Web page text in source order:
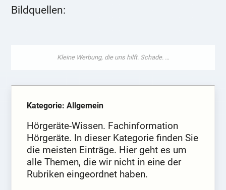
Bildquellen:
Kategorie: Allgemein
Hörgeräte-Wissen. Fachinformation
Hörgeräte. In dieser Kategorie finden Sie
die meisten Einträge. Hier geht es um
alle Themen, die wir nicht in eine der
Rubriken eingeordnet haben.